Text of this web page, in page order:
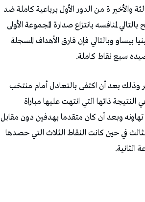
والأخير ة من الدور الأول برباعية كاملة ضد
لمنافسه بانتزاع صدارة المجموعة الأولى
بيساو وبالتالي فإن فارق الأهداف المسجلة
سبع نقاط كاملة.
وذلك بعد أن اكتفى بالتعادل أمام منتخب
المتأهل سلفا، هذا اللقاء المثير انتهى بنتيجة 2ـ2، وهي النتيجة ذاتها التي انتهت عليها مباراة
تهاونه وبعد أن كان متقدما بهدفين دون مقابل
في حين كانت النقاط الثلاث التي حصدها
الثانية.